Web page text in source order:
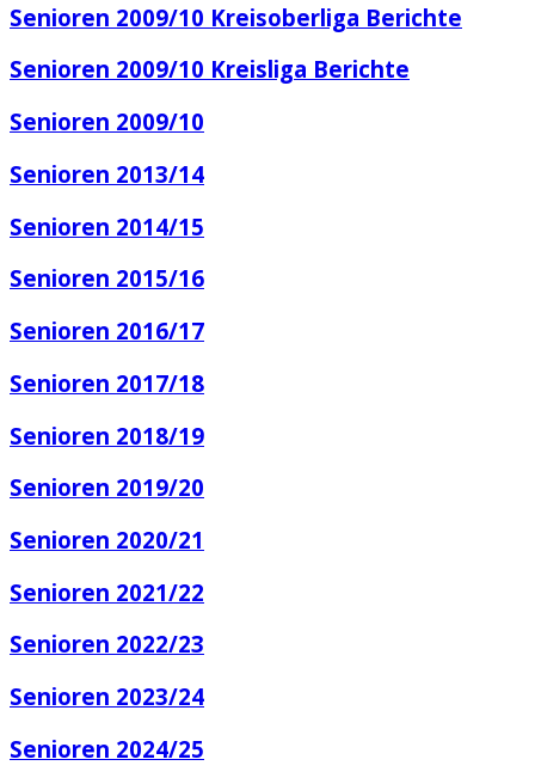
Senioren 2009/10 Kreisoberliga Berichte
Senioren 2009/10 Kreisliga Berichte
Senioren 2009/10
Senioren 2013/14
Senioren 2014/15
Senioren 2015/16
Senioren 2016/17
Senioren 2017/18
Senioren 2018/19
Senioren 2019/20
Senioren 2020/21
Senioren 2021/22
Senioren 2022/23
Senioren 2023/24
Senioren 2024/25